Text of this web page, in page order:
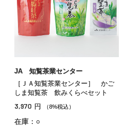
JA 知覧茶業センター
［ＪＡ知覧茶業センター］ かご
しま知覧茶 飲みくらべセット
3,970 円 （8%税込）
在庫：○